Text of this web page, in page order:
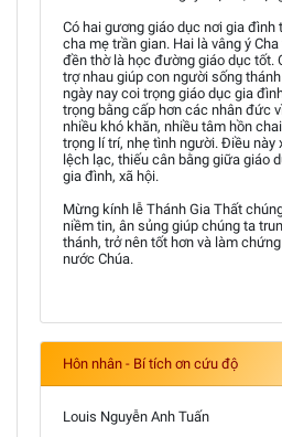
Có hai gương giáo dục nơi gia đình
cha mẹ trần gian. Hai là vâng ý
đền thờ là học đường giáo dục tốt.
trợ nhau giúp con người sống
ngày nay coi trọng giáo dục gia
trọng bằng cấp hơn các nhân đức
nhiều khó khăn, nhiều tâm hồn
trọng lí trí, nhẹ tình người. Điều này
lệch lạc, thiếu cân bằng giữa giáo
gia đình, xã hội.
Mừng kính lễ Thánh Gia Thất
niềm tin, ân sủng giúp chúng ta
thánh, trở nên tốt hơn và làm
nước Chúa.
Hôn nhân - Bí tích ơn cứu độ
Louis Nguyễn Anh Tuấn